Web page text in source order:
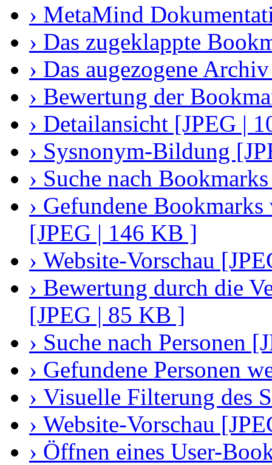
› MetaMind
› Das zugeklappte
› Das augezogene
› Bewertung der
› Detailansicht [JPEG |
› Sysnonym-Bildung
› Suche nach
› Gefundene
[JPEG | 146 KB ]
› Website-Vorschau
› Bewertung durch die
[JPEG | 85 KB ]
› Suche nach Personen
› Gefundene Personen
› Visuelle Filterung des
› Website-Vorschau
› Öffnen eines User-